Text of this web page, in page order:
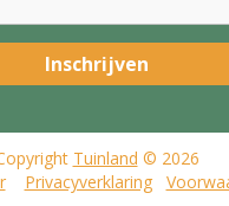
Tuinland © 2026
Privacyverklaring